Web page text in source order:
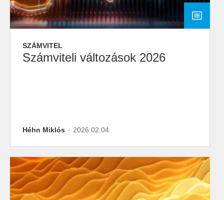
SZÁMVITEL
Számviteli változások 2026
Héhn Miklós 2026.02.04